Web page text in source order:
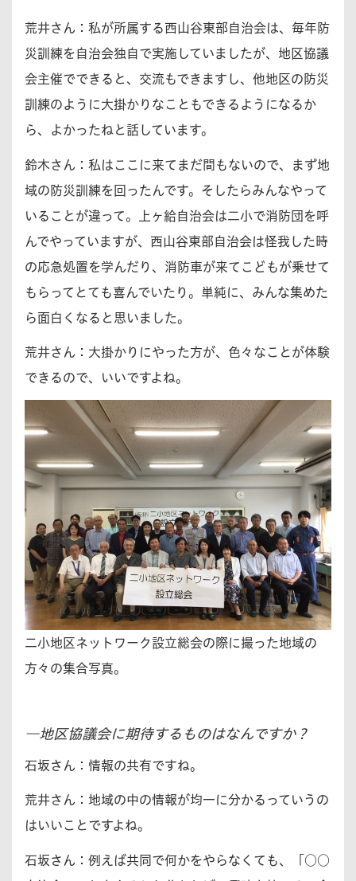
荒井さん： 私が所属する西山谷東部自治会は、毎年防
災訓練を自治会独自で実施していましたが、地区協議
会主催でできると、交流もできますし、他地区の防災
訓練のように大掛かりなこともできるようになるか
ら、よかったねと話しています。
鈴木さん： 私はここに来てまだ間もないので、まず地
域の防災訓練を回ったんです。そしたらみんなやって
いることが違って。上ヶ給自治会は二小で消防団を呼
んでやっていますが、西山谷東部自治会は怪我した時
の応急処置を学んだり、消防車が来てこどもが乗せて
もらってとても喜んでいたり。単純に、みんな集めた
ら面白くなると思いました。
荒井さん： 大掛かりにやった方が、色々なことが体験
できるので、いいですよね。
二小地区ネットワーク設立総会の際に撮った地域の
方々の集合写真。
―地区協議会に期待するものはなんですか？
石坂さん： 情報の共有ですね。
荒井さん： 地域の中の情報が均一に分かるっていうの
はいいことですよね。
石坂さん： 例えば共同で何かをやらなくても、「○○